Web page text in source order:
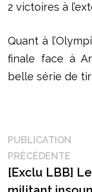
2 victoires à
Quant à
finale face à
belle série de
de
l’article
PUBLICATION
PRÉCÉDENTE
[Exclu LBB] Le